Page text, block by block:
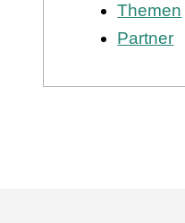
Themen
Partner